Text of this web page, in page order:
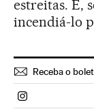
estreitas. E,
incendiá-lo
Receba o
Politica El País